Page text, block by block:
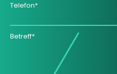
Telefon*
Betreff*